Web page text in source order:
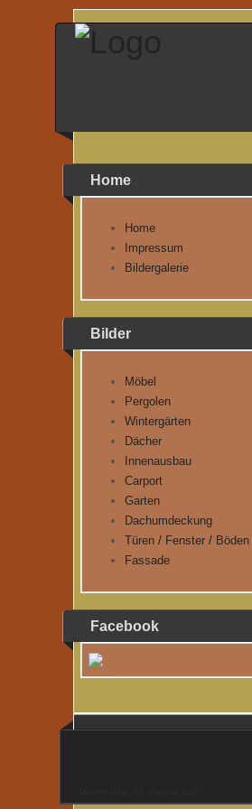
Home
Home
Impressum
Bildergalerie
Bilder
Möbel
Pergolen
Wintergärten
Dächer
Innenausbau
Carport
Garten
Dachumdeckung
Türen / Fenster / Böden
Fassade
Facebook